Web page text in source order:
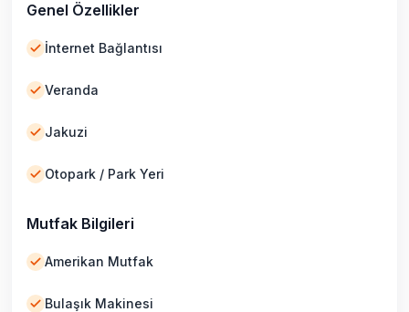
Genel Özellikler
İnternet Bağlantısı
Veranda
Jakuzi
Otopark / Park Yeri
Mutfak Bilgileri
Amerikan Mutfak
Bulaşık Makinesi